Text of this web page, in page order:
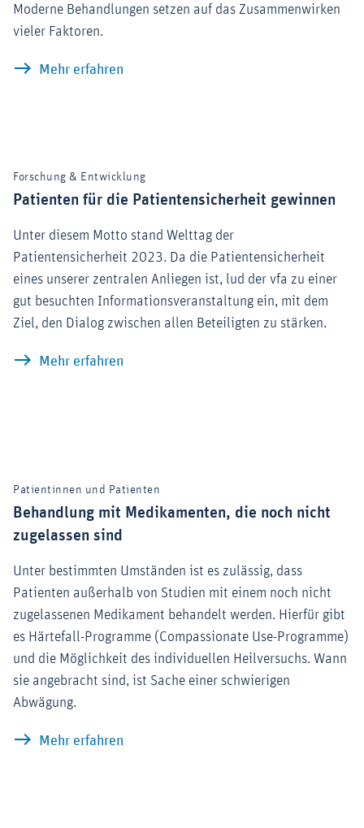
Moderne Behandlungen setzen auf das Zusammenwirken
vieler Faktoren.
Mehr erfahren
Forschung & Entwicklung
Patienten für die Patientensicherheit gewinnen
Unter diesem Motto stand Welttag der
Patientensicherheit 2023. Da die Patientensicherheit
eines unserer zentralen Anliegen ist, lud der vfa zu einer
gut besuchten Informationsveranstaltung ein, mit dem
Ziel, den Dialog zwischen allen Beteiligten zu stärken.
Mehr erfahren
Patientinnen und Patienten
Behandlung mit Medikamenten, die noch nicht
zugelassen sind
Unter bestimmten Umständen ist es zulässig, dass
Patienten außerhalb von Studien mit einem noch nicht
zugelassenen Medikament behandelt werden. Hierfür gibt
es Härtefall-Programme (Compassionate Use-Programme)
und die Möglichkeit des individuellen Heilversuchs. Wann
sie angebracht sind, ist Sache einer schwierigen
Abwägung.
Mehr erfahren